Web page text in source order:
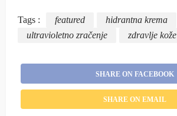
Tags : featured
hidrantna krema
ultravioletno zračenje
zdravlje kože
SHARE ON FACEBOOK
SHARE ON EMAIL